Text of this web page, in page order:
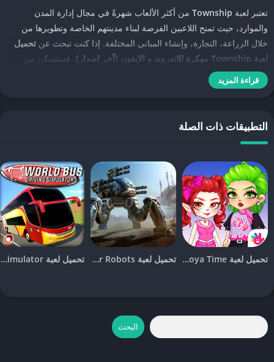
تعتبر لعبة Township من أكثر الألعاب شهرةً في مجال إدارة المدن
والموارد، حيث تمنح اللاعبين الفرصة لبناء مدينتهم الخاصة وتطويرها من
خلال الزراعة، التجارة، وإنشاء المباني المختلفة. إذا كنت تبحث عن تحميل
لعبة Township مهكرة للاندرويد و الايفون [آخر إصدار]
، فستتمكن من
الاستفادة من العديد من المزايا الإضافية التي تسهل عليك عملية تطوير
مدينتك بسرعة وسهولة.
عند تحميل
نقود غير محدودة: يمكنك استخدام النقود غير المحدودة لشراء المباني
وترقية المنشآت دون الانتظار أو الحاجة لتجميع الموارد.
فتح جميع المباني: ستتمكن من الوصول إلى جميع المباني والموارد منذ
بداية اللعبة، مما يمنحك حرية كاملة في تخطيط مدينتك وتطويرها.
موارد غير محدودة: استمتع باللعب دون الحاجة للقلق بشأن نقص الموارد
مثل الحبوب والمنتجات الأخرى.
للاستمتاع بمزاياTownship مهكرة
على أجهزة الأندرويد، يجب اتباع بعض
الخطوات البسيطة:
قراءة المزيد
التطبيقات ذات الصلة
تحميل لعبة Yoya Time مهكرة (2026) للأندرويد والايفون تحميل لعبة War Robots مهكرة (2026) للأندرويد والايفون تحميل لعبة world bus driving simulator مهكرة
البحث